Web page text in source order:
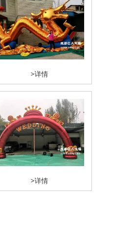
>详情
>详情